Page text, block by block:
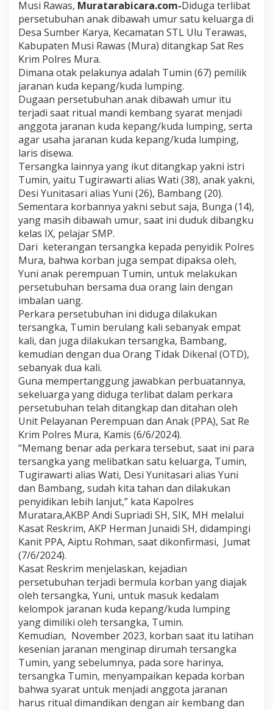
t
a
g
k
p
P
o
l
r
e
s
M
r
a
D
d
u
a
T
e
r
i
b
a
t
P
r
s
e
t
u
b
u
h
a
n
A
n
a
k
D
i
w
a
h
U
m
u
r
Musi Rawas, Muratarabicara.com-Diduga terlibat
persetubuhan anak dibawah umur satu keluarga di
Desa Sumber Karya, Kecamatan STL Ulu Terawas,
Kabupaten Musi Rawas (Mura) ditangkap Sat Res
Krim Polres Mura.
Dimana otak pelakunya adalah Tumin (67) pemilik
jaranan kuda kepang/kuda lumping.
Dugaan persetubuhan anak dibawah umur itu
terjadi saat ritual mandi kembang syarat menjadi
anggota jaranan kuda kepang/kuda lumping, serta
agar usaha jaranan kuda kepang/kuda lumping,
laris disewa.
Tersangka lainnya yang ikut ditangkap yakni istri
Tumin, yaitu Tugirawarti alias Wati (38), anak yakni,
Desi Yunitasari alias Yuni (26), Bambang (20).
Sementara korbannya yakni sebut saja, Bunga (14),
yang masih dibawah umur, saat ini duduk dibangku
kelas IX, pelajar SMP.
Dari keterangan tersangka kepada penyidik Polres
Mura, bahwa korban juga sempat dipaksa oleh,
Yuni anak perempuan Tumin, untuk melakukan
persetubuhan bersama dua orang lain dengan
imbalan uang.
Perkara persetubuhan ini diduga dilakukan
tersangka, Tumin berulang kali sebanyak empat
kali, dan juga dilakukan tersangka, Bambang,
kemudian dengan dua Orang Tidak Dikenal (OTD),
sebanyak dua kali.
Guna mempertanggung jawabkan perbuatannya,
sekeluarga yang diduga terlibat dalam perkara
persetubuhan telah ditangkap dan ditahan oleh
Unit Pelayanan Perempuan dan Anak (PPA), Sat Re
Krim Polres Mura, Kamis (6/6/2024).
“Memang benar ada perkara tersebut, saat ini para
tersangka yang melibatkan satu keluarga, Tumin,
Tugirawarti alias Wati, Desi Yunitasari alias Yuni
dan Bambang, sudah kita tahan dan dilakukan
penyidikan lebih lanjut,” kata Kapolres
Muratara,AKBP Andi Supriadi SH, SIK, MH melalui
Kasat Reskrim, AKP Herman Junaidi SH, didampingi
Kanit PPA, Aiptu Rohman, saat dikonfirmasi, Jumat
(7/6/2024).
Kasat Reskrim menjelaskan, kejadian
persetubuhan terjadi bermula korban yang diajak
oleh tersangka, Yuni, untuk masuk kedalam
kelompok jaranan kuda kepang/kuda lumping
yang dimiliki oleh tersangka, Tumin.
Kemudian, November 2023, korban saat itu latihan
kesenian jaranan menginap dirumah tersangka
Tumin, yang sebelumnya, pada sore harinya,
tersangka Tumin, menyampaikan kepada korban
bahwa syarat untuk menjadi anggota jaranan
harus ritual dimandikan dengan air kembang dan